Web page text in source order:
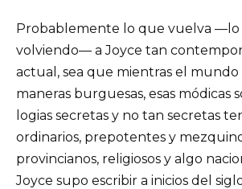
Probablemente lo que vuelva —lo
volviendo— a Joyce tan
actual, sea que mientras el mundo
maneras burguesas, esas módicas
logias secretas y no tan secretas
ordinarios, prepotentes y
provincianos, religiosos y algo
Joyce supo escribir a inicios del